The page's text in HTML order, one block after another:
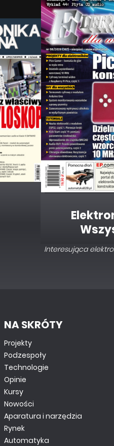
Interesująca
NA SKRÓTY
Projekty
Podzespoły
Technologie
Opinie
Kursy
Nowości
Aparatura i narzędzia
Rynek
Automatyka